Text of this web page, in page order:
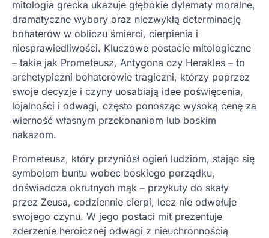
mitologia grecka ukazuje głębokie dylematy moralne,
dramatyczne wybory oraz niezwykłą determinację
bohaterów w obliczu śmierci, cierpienia i
niesprawiedliwości. Kluczowe postacie mitologiczne
– takie jak Prometeusz, Antygona czy Herakles – to
archetypiczni bohaterowie tragiczni, którzy poprzez
swoje decyzje i czyny uosabiają idee poświęcenia,
lojalności i odwagi, często ponosząc wysoką cenę za
wierność własnym przekonaniom lub boskim
nakazom.
Prometeusz, który przyniósł ogień ludziom, stając się
symbolem buntu wobec boskiego porządku,
doświadcza okrutnych mąk – przykuty do skały
przez Zeusa, codziennie cierpi, lecz nie odwołuje
swojego czynu. W jego postaci mit prezentuje
zderzenie heroicznej odwagi z nieuchronnością